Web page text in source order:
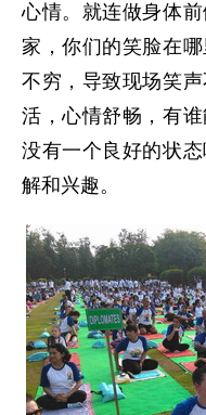
心情。就连做身体
家，你们的笑脸在
不穷，导致现场笑
活，心情舒畅，有
没有一个良好的状
解和兴趣。